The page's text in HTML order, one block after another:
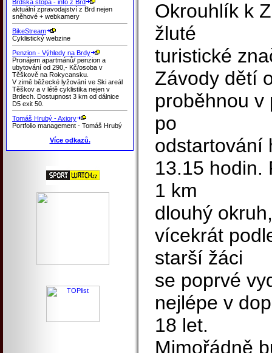
Brdská stopa - info z Brd
aktuální zpravodajství z Brd nejen
sněhové + webkamery
BikeStream
Cyklistický webzine
Penzion - Výhledy na Brdy
Pronájem apartmánů/ penzion a
ubytování od 290,- Kč/osoba v
Těškově na Rokycansku.
V zimě běžecké lyžování ve Ski areál
Těškov a v létě cyklistika nejen v
Brdech. Dostupnost 3 km od dálnice
D5 exit 50.
Tomáš Hrubý - Axiory
Portfolio management - Tomáš Hrubý
Více odkazů.
Okrouhlík k
žluté
turistické
Závody dětí
proběhnou v
po
odstartování
13.15 hodin.
1 km
dlouhý
vícekrát
starší žáci
se poprvé
nejlépe v
18 let.
Mimořádně